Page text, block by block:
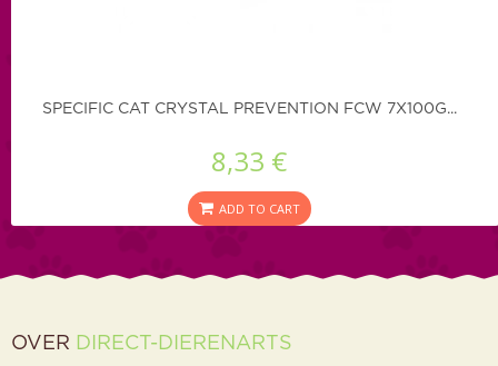
SPECIFIC CAT CRYSTAL PREVENTION FCW 7X100G...
8,33 €
ADD TO CART
OVER DIRECT-DIERENARTS